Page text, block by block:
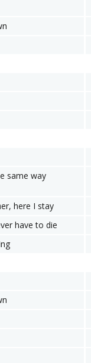
same way
here I stay
have to die